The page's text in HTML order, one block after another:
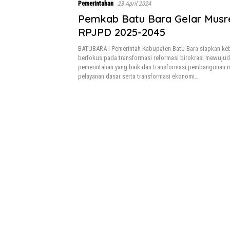
Pemerintahan 23 April 2024
Pemkab Batu Bara Gelar
RPJPD 2025-2045
BATUBARA I Pemerintah Kabupaten Batu Bara siapkan
berfokus pada transformasi reformasi birokrasi
pemerintahan yang baik dan transformasi pembangunan
pelayanan dasar serta transformasi ekonomi…